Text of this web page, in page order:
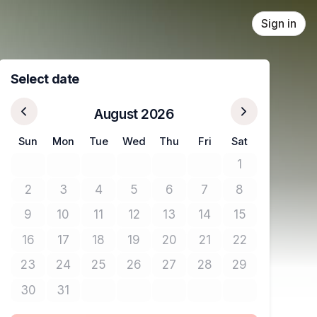
Sign in
Select date
August 2026
Sun Mon Tue Wed Thu Fri Sat
1No tickets
2No tickets available
3No tickets available
4No tickets available
5No tickets available
6No tickets available
7No tickets available
8No tickets
9No tickets available
10No tickets available
11No tickets available
12No tickets available
13No tickets available
14No tickets available
15No tickets
16No tickets available
17No tickets available
18No tickets available
19No tickets available
20No tickets available
21No tickets available
22No tickets
23No tickets available
24No tickets available
25No tickets available
26No tickets available
27No tickets available
28No tickets available
29No tickets
30No tickets available
31No tickets available